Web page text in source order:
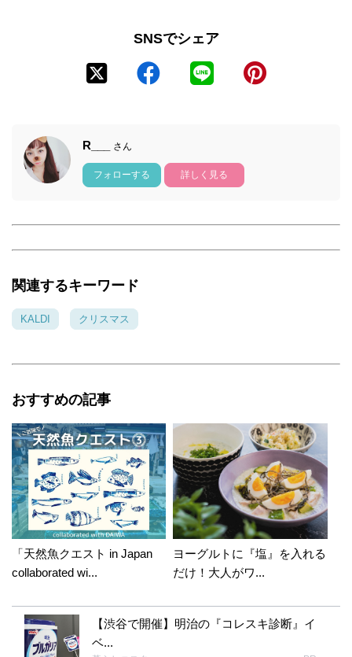
SNSでシェア
R___ さん
フォローする 詳しく見る
関連するキーワード
KALDI クリスマス
おすすめの記事
「天然魚クエスト in Japan
collaborated wi...
ヨーグルトに『塩』を入れる
だけ！大人がワ...
【渋谷で開催】明治の『コレスキ診断』イ
ベ...